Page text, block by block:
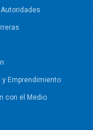
Autoridades​
y Emprendimiento
con el Medio